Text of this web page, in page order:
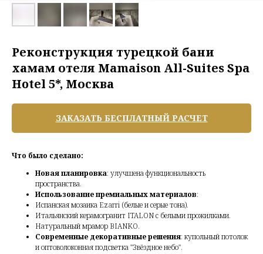
Реконструкция турецкой бани
хамам отеля Mamaison All-Suites Spa
Hotel 5*, Москва
ЗАКАЗАТЬ БЕСПЛАТНЫЙ РАСЧЕТ
Что было сделано:
Новая планировка: улучшена функциональность
пространства.
Использование премиальных материалов:
Испанская мозаика Ezarri (белые и серые тона).
Итальянский керамогранит ITALONс белыми прожилками.
Натуральный мрамор BIANKO.
Современные декоративные решения: купольный потолок
и оптоволоконная подсветка "Звёздное небо".